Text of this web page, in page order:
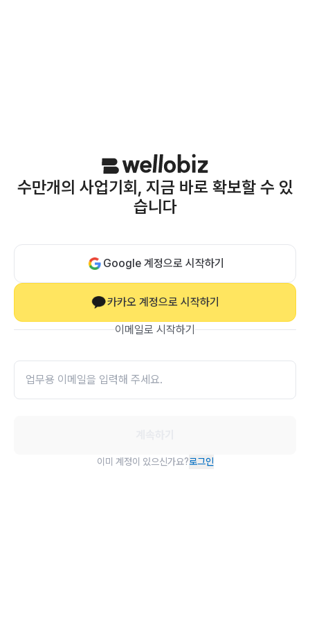
수만개의 사업기회, 지금 바로 확보할 수 있
습니다
Google 계정으로 시작하기
카카오 계정으로 시작하기
이메일로 시작하기
이미 계정이 있으신가요?로그인